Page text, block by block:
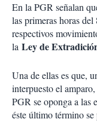
En la PGR señalan
las primeras horas
respectivos
la Ley de
Una de ellas es que,
interpuesto el
PGR se oponga a las
éste último término se